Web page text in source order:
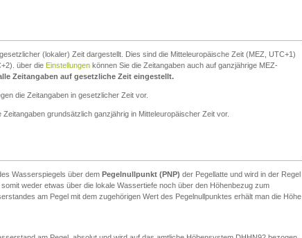
(lokaler) Zeit dargestellt. Dies sind die Mitteleuropäische Zeit (MEZ, UTC+1)
über die Einstellungen können Sie die Zeitangaben auch auf ganzjährige MEZ-
Zeitangaben auf gesetzliche Zeit eingestellt.
die Zeitangaben in gesetzlicher Zeit vor.
Zeitangaben grundsätzlich ganzjährig in Mitteleuropäischer Zeit vor.
Wasserspiegels über dem Pegelnullpunkt (PNP) der Pegellatte und wird in der Regel
weder etwas über die lokale Wassertiefe noch über den Höhenbezug zum
am Pegel mit dem zugehörigen Wert des Pegelnullpunktes erhält man die Höhe